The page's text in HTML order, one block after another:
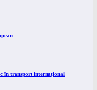
în transport internațional